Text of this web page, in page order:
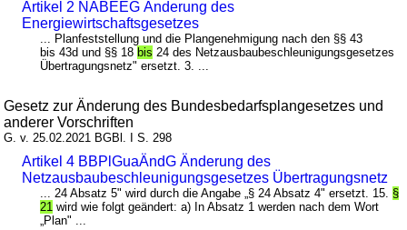
Artikel 2 NABEEG Änderung des
Energiewirtschaftsgesetzes
... Planfeststellung und die Plangenehmigung nach den §§ 43
bis 43d und §§ 18 bis 24 des Netzausbaubeschleunigungsgesetzes
Übertragungsnetz" ersetzt. 3. ...
Gesetz zur Änderung des Bundesbedarfsplangesetzes und
anderer Vorschriften
G. v. 25.02.2021 BGBl. I S. 298
Artikel 4 BBPlGuaÄndG Änderung des
Netzausbaubeschleunigungsgesetzes Übertragungsnetz
... 24 Absatz 5" wird durch die Angabe „§ 24 Absatz 4" ersetzt. 15. §
21 wird wie folgt geändert: a) In Absatz 1 werden nach dem Wort
„Plan" ...